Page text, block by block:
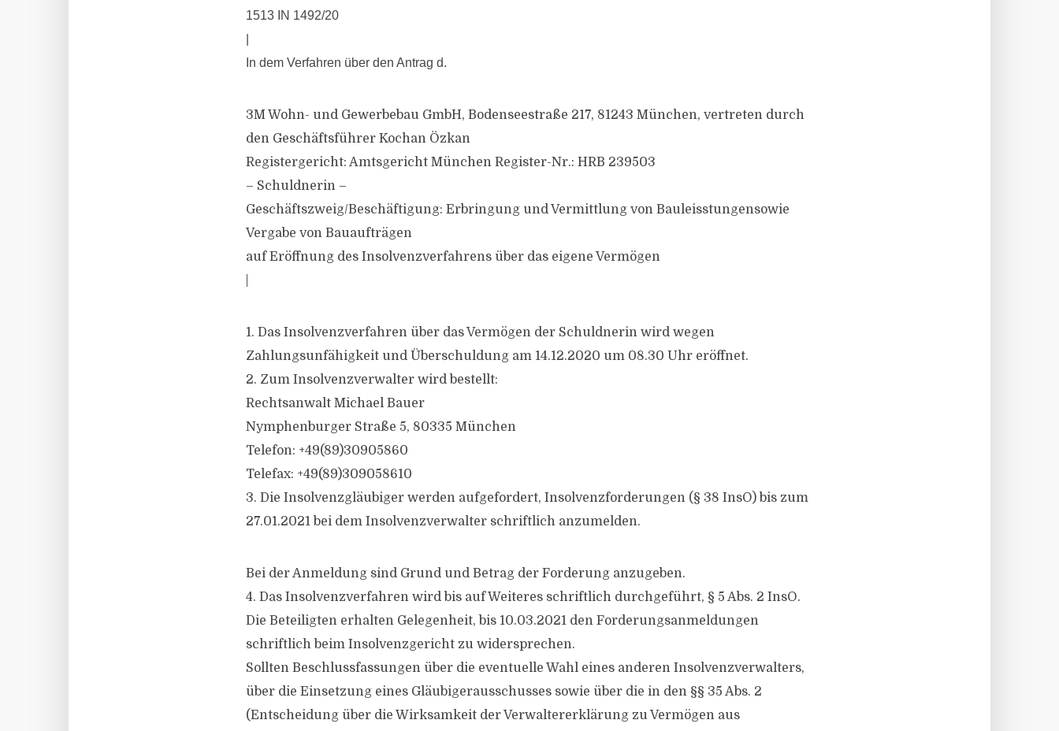
1513 IN 1492/20
In dem Verfahren über den Antrag d.
3M Wohn- und Gewerbebau GmbH, Bodenseestraße 217, 81243 München, vertreten durch
den Geschäftsführer Kochan Özkan
Registergericht: Amtsgericht München Register-Nr.: HRB 239503
– Schuldnerin –
Geschäftszweig/Beschäftigung: Erbringung und Vermittlung von Bauleisstungensowie
Vergabe von Bauaufträgen
auf Eröffnung des Insolvenzverfahrens über das eigene Vermögen
1. Das Insolvenzverfahren über das Vermögen der Schuldnerin wird wegen
Zahlungsunfähigkeit und Überschuldung am 14.12.2020 um 08.30 Uhr eröffnet.
2. Zum Insolvenzverwalter wird bestellt:
Rechtsanwalt Michael Bauer
Nymphenburger Straße 5, 80335 München
Telefon: +49(89)30905860
Telefax: +49(89)309058610
3. Die Insolvenzgläubiger werden aufgefordert, Insolvenzforderungen (§ 38 InsO) bis zum
27.01.2021 bei dem Insolvenzverwalter schriftlich anzumelden.
Bei der Anmeldung sind Grund und Betrag der Forderung anzugeben.
4. Das Insolvenzverfahren wird bis auf Weiteres schriftlich durchgeführt, § 5 Abs. 2 InsO.
Die Beteiligten erhalten Gelegenheit, bis 10.03.2021 den Forderungsanmeldungen
schriftlich beim Insolvenzgericht zu widersprechen.
Sollten Beschlussfassungen über die eventuelle Wahl eines anderen Insolvenzverwalters,
über die Einsetzung eines Gläubigerausschusses sowie über die in den §§ 35 Abs. 2
(Entscheidung über die Wirksamkeit der Verwaltererklärung zu Vermögen aus